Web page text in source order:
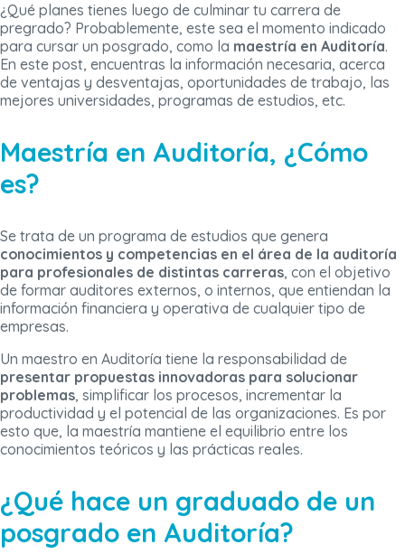
¿Qué planes tienes luego de culminar tu carrera de
pregrado? Probablemente, este sea el momento indicado
para cursar un posgrado, como la maestría en Auditoría.
En este post, encuentras la información necesaria, acerca
de ventajas y desventajas, oportunidades de trabajo, las
mejores universidades, programas de estudios, etc.
Maestría en Auditoría, ¿Cómo
es?
Se trata de un programa de estudios que genera
conocimientos y competencias en el área de la auditoría
para profesionales de distintas carreras, con el objetivo
de formar auditores externos, o internos, que entiendan la
información financiera y operativa de cualquier tipo de
empresas.
Un maestro en Auditoría tiene la responsabilidad de
presentar propuestas innovadoras para solucionar
problemas, simplificar los procesos, incrementar la
productividad y el potencial de las organizaciones. Es por
esto que, la maestría mantiene el equilibrio entre los
conocimientos teóricos y las prácticas reales.
¿Qué hace un graduado de un
posgrado en Auditoría?